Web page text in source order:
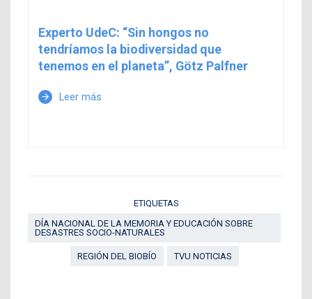
Experto UdeC: “Sin hongos no
tendríamos la biodiversidad que
tenemos en el planeta”, Götz Palfner
arrow_forward Leer más
ETIQUETAS
DÍA NACIONAL DE LA MEMORIA Y EDUCACIÓN SOBRE
DESASTRES SOCIO-NATURALES
REGIÓN DEL BIOBÍO TVU NOTICIAS